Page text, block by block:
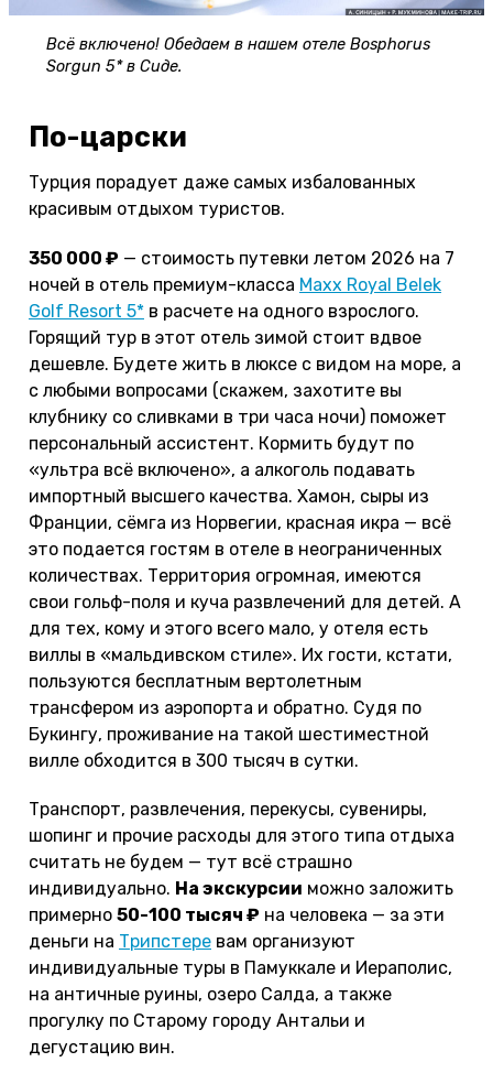
Всё включено! Обедаем в нашем отеле Bosphorus
Sorgun 5* в Сиде.
По-царски
Турция порадует даже самых избалованных
красивым отдыхом туристов.
350 000 ₽ — стоимость путевки летом 2026 на 7
ночей в отель премиум-класса Maxx Royal Belek
Golf Resort 5* в расчете на одного взрослого.
Горящий тур в этот отель зимой стоит вдвое
дешевле. Будете жить в люксе с видом на море, а
с любыми вопросами (скажем, захотите вы
клубнику со сливками в три часа ночи) поможет
персональный ассистент. Кормить будут по
«ультра всё включено», а алкоголь подавать
импортный высшего качества. Хамон, сыры из
Франции, сёмга из Норвегии, красная икра — всё
это подается гостям в отеле в неограниченных
количествах. Территория огромная, имеются
свои гольф-поля и куча развлечений для детей. А
для тех, кому и этого всего мало, у отеля есть
виллы в «мальдивском стиле». Их гости, кстати,
пользуются бесплатным вертолетным
трансфером из аэропорта и обратно. Судя по
Букингу, проживание на такой шестиместной
вилле обходится в 300 тысяч в сутки.
Транспорт, развлечения, перекусы, сувениры,
шопинг и прочие расходы для этого типа отдыха
считать не будем — тут всё страшно
индивидуально. На экскурсии можно заложить
примерно 50-100 тысяч ₽ на человека — за эти
деньги на Трипстере вам организуют
индивидуальные туры в Памуккале и Иераполис,
на античные руины, озеро Салда, а также
прогулку по Старому городу Антальи и
дегустацию вин.